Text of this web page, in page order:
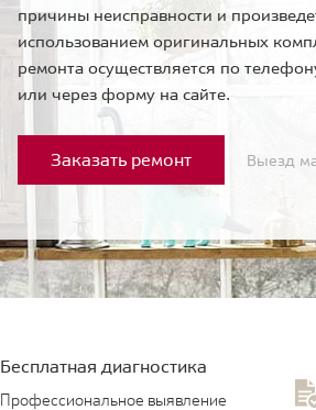
причины неисправности и
использованием оригинальных
ремонта осуществляется по
или через форму на сайте.
Заказать ремонт Выезд
Бесплатная диагностика
Профессиональное выявление